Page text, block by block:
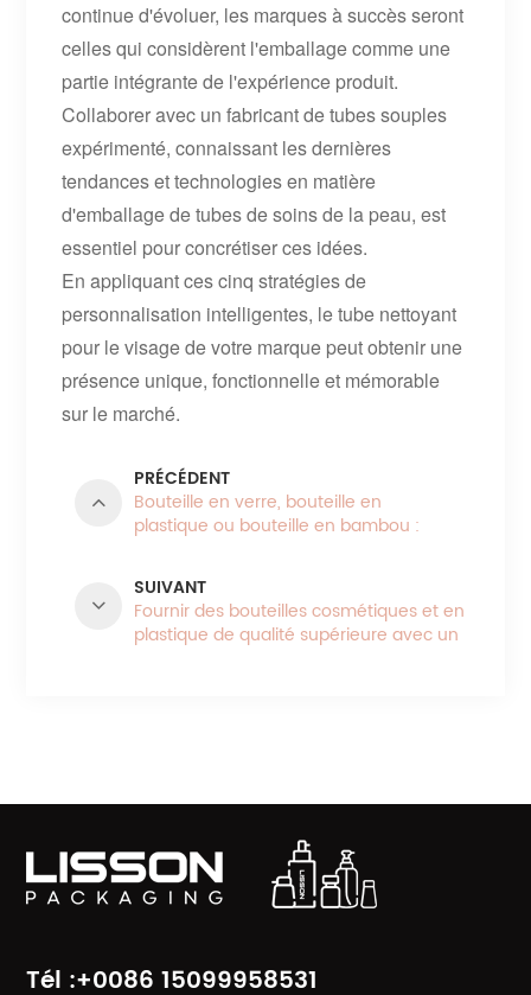
continue d'évoluer, les marques à succès seront
celles qui considèrent l'emballage comme une
partie intégrante de l'expérience produit.
Collaborer avec un fabricant de tubes souples
expérimenté, connaissant les dernières
tendances et technologies en matière
d'emballage de tubes de soins de la peau, est
essentiel pour concrétiser ces idées.
En appliquant ces cinq stratégies de
personnalisation intelligentes, le tube nettoyant
pour le visage de votre marque peut obtenir une
présence unique, fonctionnelle et mémorable
sur le marché.
PRÉCÉDENT
Bouteille en verre, bouteille en
plastique ou bouteille en bambou :
SUIVANT
Fournir des bouteilles cosmétiques et en
plastique de qualité supérieure avec un
Tél :+0086 15099958531